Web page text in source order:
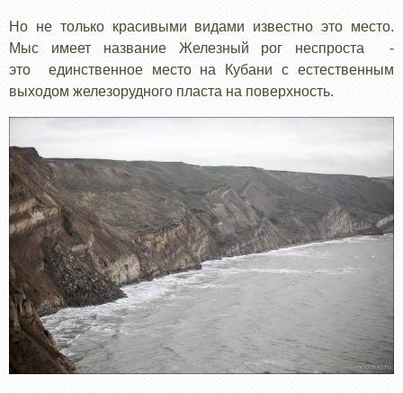
Но не только красивыми видами известно это место.
Мыс имеет название Железный рог неспроста -
это единственное место на Кубани с естественным
выходом железорудного пласта на поверхность.